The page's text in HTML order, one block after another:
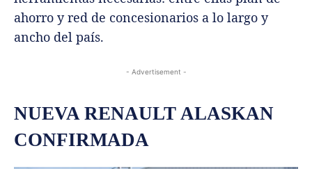
ahorro y red de concesionarios a lo largo y
ancho del país.
- Advertisement -
NUEVA RENAULT ALASKAN
CONFIRMADA